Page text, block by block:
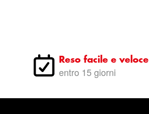
Reso facile e veloce
entro 15 giorni